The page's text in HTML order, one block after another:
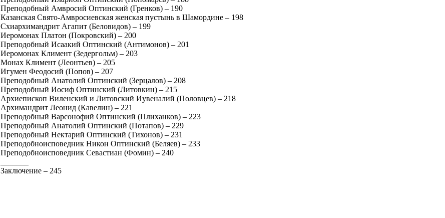
Преподобный Амвросий Оптинский (Гренков) – 190
Казанская Свято-Амвросиевская женская пустынь в Шамордине – 198
Схиархимандрит Агапит (Беловидов) – 199
Иеромонах Платон (Покровский) – 200
Преподобный Исаакий Оптинский (Антимонов) – 201
Иеромонах Климент (Зедергольм) – 203
Монах Климент (Леонтьев) – 205
Игумен Феодосий (Попов) – 207
Преподобный Анатолий Оптинский (Зерцалов) – 208
Преподобный Иосиф Оптинский (Литовкин) – 215
Архиепископ Виленский и Литовский Иувеналий (Половцев) – 218
Архимандрит Леонид (Кавелин) – 221
Преподобный Варсонофий Оптинский (Плиханков) – 223
Преподобный Анатолий Оптинский (Потапов) – 229
Преподобный Нектарий Оптинский (Тихонов) – 231
Преподобноисповедник Никон Оптинский (Беляев) – 233
Преподобноисповедник Севастиан (Фомин) – 240
Заключение – 245